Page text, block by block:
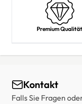
Premium Qualität
Kontakt
Falls Sie Fragen